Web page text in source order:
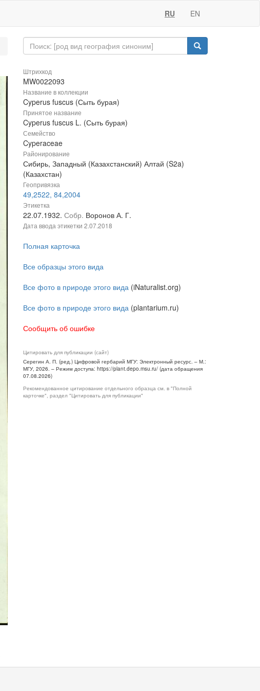
RU EN
Штрихкод
MW0022093
Название в коллекции
Cyperus fuscus (Сыть бурая)
Принятое название
Cyperus fuscus L. (Сыть бурая)
Семейство
Cyperaceae
Районирование
Сибирь, Западный (Казахстанский) Алтай (S2a)
(Казахстан)
Геопривязка
49,2522, 84,2004
Этикетка
22.07.1932. Собр. Воронов А. Г.
Дата ввода этикетки 2.07.2018
Полная карточка
Все образцы этого вида
Все фото в природе этого вида (iNaturalist.org)
Все фото в природе этого вида (plantarium.ru)
Сообщить об ошибке
Цитировать для публикации (сайт)
Серегин А. П. (ред.) Цифровой гербарий МГУ: Электронный ресурс. – М.:
МГУ, 2026. – Режим доступа: https://plant.depo.msu.ru/ (дата обращения
07.08.2026)
Рекомендованное цитирование отдельного образца см. в "Полной
карточке", раздел "Цитировать для публикации"